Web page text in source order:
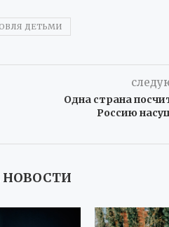
ДЕТЬМИ
Одна страна
Россию
НОВОСТИ